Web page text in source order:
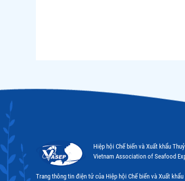
Hiệp hội Chế biến và Xuất khẩu
Vietnam Association of Seafood
Trang thông tin điện tử của Hiệp hội Chế biến và Xuất khẩu